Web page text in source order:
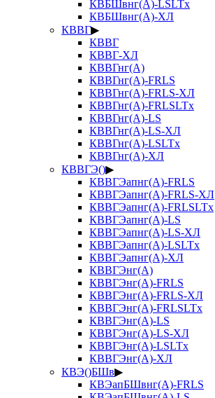
КВБШвнг(А)-LSLTx
КВБШвнг(А)-ХЛ
КВВГ▶
КВВГ
КВВГ-ХЛ
КВВГнг(А)
КВВГнг(А)-FRLS
КВВГнг(А)-FRLS-ХЛ
КВВГнг(А)-FRLSLTx
КВВГнг(А)-LS
КВВГнг(А)-LS-ХЛ
КВВГнг(А)-LSLTx
КВВГнг(А)-ХЛ
КВВГЭ()▶
КВВГЭапнг(А)-FRLS
КВВГЭапнг(А)-FRLS-ХЛ
КВВГЭапнг(А)-FRLSLTx
КВВГЭапнг(А)-LS
КВВГЭапнг(А)-LS-ХЛ
КВВГЭапнг(А)-LSLTx
КВВГЭапнг(А)-ХЛ
КВВГЭнг(А)
КВВГЭнг(А)-FRLS
КВВГЭнг(А)-FRLS-ХЛ
КВВГЭнг(А)-FRLSLTx
КВВГЭнг(А)-LS
КВВГЭнг(А)-LS-ХЛ
КВВГЭнг(А)-LSLTx
КВВГЭнг(А)-ХЛ
КВЭ()БШв▶
КВЭапБШвнг(А)-FRLS